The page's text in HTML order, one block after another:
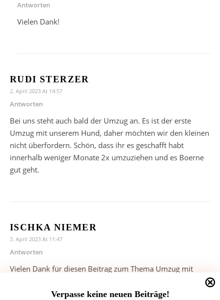
Verpasse keine neuen Beiträge!
Antworten
Vielen Dank!
RUDI STERZER
2. April 2023 At 14:57
Antworten
Bei uns steht auch bald der Umzug an. Es ist der erste
Umzug mit unserem Hund, daher möchten wir den kleinen
nicht überfordern. Schön, dass ihr es geschafft habt
innerhalb weniger Monate 2x umzuziehen und es Boerne
gut geht.
ISCHKA NIEMER
3. April 2023 At 11:47
Antworten
Vielen Dank für diesen Beitrag zum Thema Umzug mit
Plätze der Veränderung sind. Ich bin bisher schon ein paar